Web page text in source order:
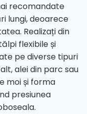
recomandate
lungi, deoarece
Realizați din
flexibile și
pe diverse tipuri
alei din parc sau
moi și forma
presiunea